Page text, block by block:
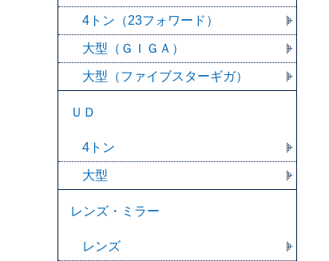
4トン（23フォワード）
大型（ＧＩＧＡ）
大型（ファイブスターギガ）
ＵＤ
4トン
大型
レンズ・ミラー
レンズ